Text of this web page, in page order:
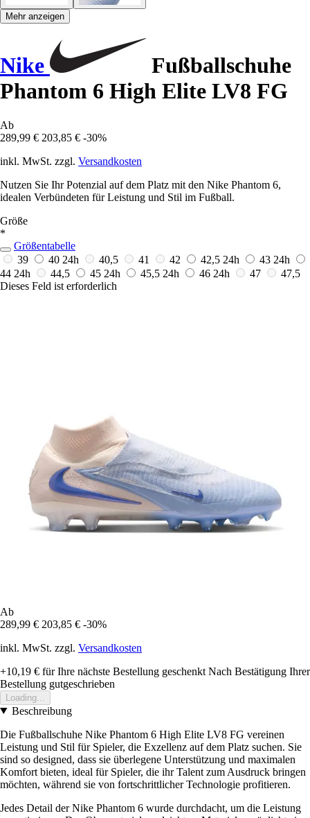
Mehr anzeigen
Nike
Fußballschuhe
Phantom 6 High Elite LV8 FG
Ab
289,99 € 203,85 € -30%
inkl. MwSt. zzgl. Versandkosten
Nutzen Sie Ihr Potenzial auf dem Platz mit den Nike Phantom 6,
idealen Verbündeten für Leistung und Stil im Fußball.
Größe
*
Größentabelle
39
40 24h 40,5 41 42 42,5 24h 43 24h
44 24h 44,5 45 24h 45,5 24h 46 24h 47
47,5
Dieses Feld ist erforderlich
Ab
289,99 € 203,85 € -30%
inkl. MwSt. zzgl. Versandkosten
+10,19 € für Ihre nächste Bestellung geschenkt Nach Bestätigung Ihrer
Bestellung gutgeschrieben
Loading...
Beschreibung
Die Fußballschuhe Nike Phantom 6 High Elite LV8 FG vereinen
Leistung und Stil für Spieler, die Exzellenz auf dem Platz suchen. Sie
sind so designed, dass sie überlegene Unterstützung und maximalen
Komfort bieten, ideal für Spieler, die ihr Talent zum Ausdruck bringen
möchten, während sie von fortschrittlicher Technologie profitieren.
Jedes Detail der Nike Phantom 6 wurde durchdacht, um die Leistung